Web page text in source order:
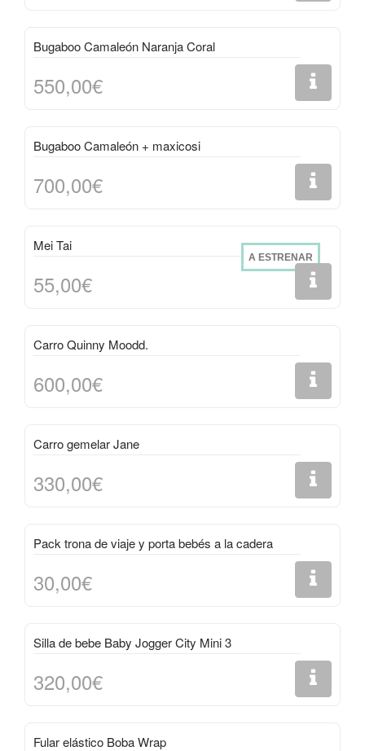
Bugaboo Camaleón Naranja Coral
550,00€
Bugaboo Camaleón + maxicosi
700,00€
Mei Tai
A ESTRENAR
55,00€
Carro Quinny Moodd.
600,00€
Carro gemelar Jane
330,00€
Pack trona de viaje y porta bebés a la cadera
30,00€
Silla de bebe Baby Jogger City Mini 3
320,00€
Fular elástico Boba Wrap